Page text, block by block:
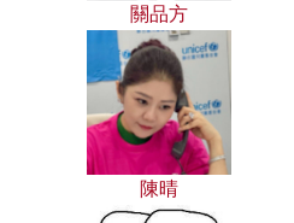
關品方
陳晴